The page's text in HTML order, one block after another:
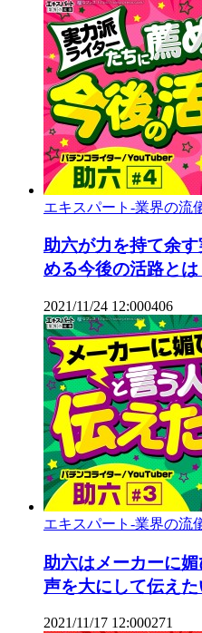
エキスパート-業界の流
助六が力を持て余
める今後の活路とは
2021/11/24 12:000406
エキスパート-業界の流
助六はメーカーに
声を大にして伝え
2021/11/17 12:000271